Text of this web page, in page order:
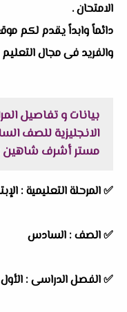
الامتحان .
دائماً وابداً يقدم لكم
والفريد فى مجال
بيانات و تفاصيل
مستر أشرف شاهين
✅ المرحلة التعليمية :
✅ الصف : السادس
✅ الفصل الدراسى : الأول